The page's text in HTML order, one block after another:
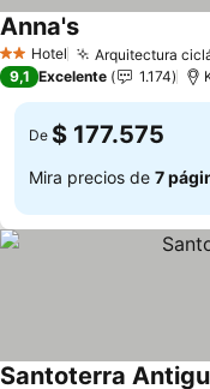
2 Estrellas
Hotel Arquitectura
Anna'sVer precios
9,1 Excelente 1.174
De $ 177.575
Mira precios de 7
Santoterra